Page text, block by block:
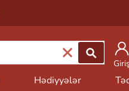
Hədiyyələr